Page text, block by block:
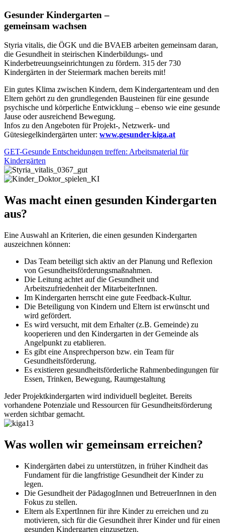
Gesunder Kindergarten –
gemeinsam wachsen
Styria vitalis, die ÖGK und die BVAEB arbeiten gemeinsam daran,
die Gesundheit in steirischen Kinderbildungs- und
Kinderbetreuungseinrichtungen zu fördern. 315 der 730
Kindergärten in der Steiermark machen bereits mit!
Ein gutes Klima zwischen Kindern, dem Kindergartenteam und den
Eltern gehört zu den grundlegenden Bausteinen für eine gesunde
psychische und körperliche Entwicklung – ebenso wie eine gesunde
Jause oder ausreichend Bewegung.
Infos zu den Angeboten für Projekt-, Netzwerk- und
Gütesiegelkindergärten unter: www.gesunder-kiga.at
GET-Gesunde Entscheidungen treffen: Arbeitsmaterial für
Kindergärten
Was macht einen gesunden Kindergarten
aus?
Eine Auswahl an Kriterien, die einen gesunden Kindergarten
auszeichnen können:
Das Team beteiligt sich aktiv an der Planung und Reflexion
von Gesundheitsförderungsmaßnahmen.
Die Leitung achtet auf die Gesundheit und
Arbeitszufriedenheit der MitarbeiterInnen.
Im Kindergarten herrscht eine gute Feedback-Kultur.
Die Beteiligung von Kindern und Eltern ist erwünscht und
wird gefördert.
Es wird versucht, mit dem Erhalter (z.B. Gemeinde) zu
kooperieren und den Kindergarten in der Gemeinde als
Angelpunkt zu etablieren.
Es gibt eine Ansprechperson bzw. ein Team für
Gesundheitsförderung.
Es existieren gesundheitsförderliche Rahmenbedingungen für
Essen, Trinken, Bewegung, Raumgestaltung
Jeder Projektkindergarten wird individuell begleitet. Bereits
vorhandene Potenziale und Ressourcen für Gesundheitsförderung
werden sichtbar gemacht.
Was wollen wir gemeinsam erreichen?
Kindergärten dabei zu unterstützen, in früher Kindheit das
Fundament für die langfristige Gesundheit der Kinder zu
legen.
Die Gesundheit der PädagogInnen und BetreuerInnen in den
Fokus zu stellen.
Eltern als ExpertInnen für ihre Kinder zu erreichen und zu
motivieren, sich für die Gesundheit ihrer Kinder und für einen
gesunden Kindergarten einzusetzen.